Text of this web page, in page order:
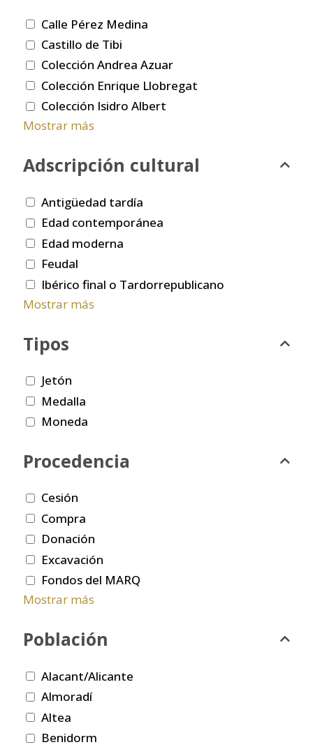
Calle Pérez Medina
Castillo de Tibi
Colección Andrea Azuar
Colección Enrique Llobregat
Colección Isidro Albert
Mostrar más
Adscripción cultural
Antigüedad tardía
Edad contemporánea
Edad moderna
Feudal
Ibérico final o Tardorrepublicano
Mostrar más
Tipos
Jetón
Medalla
Moneda
Procedencia
Cesión
Compra
Donación
Excavación
Fondos del MARQ
Mostrar más
Población
Alacant/Alicante
Almoradí
Altea
Benidorm